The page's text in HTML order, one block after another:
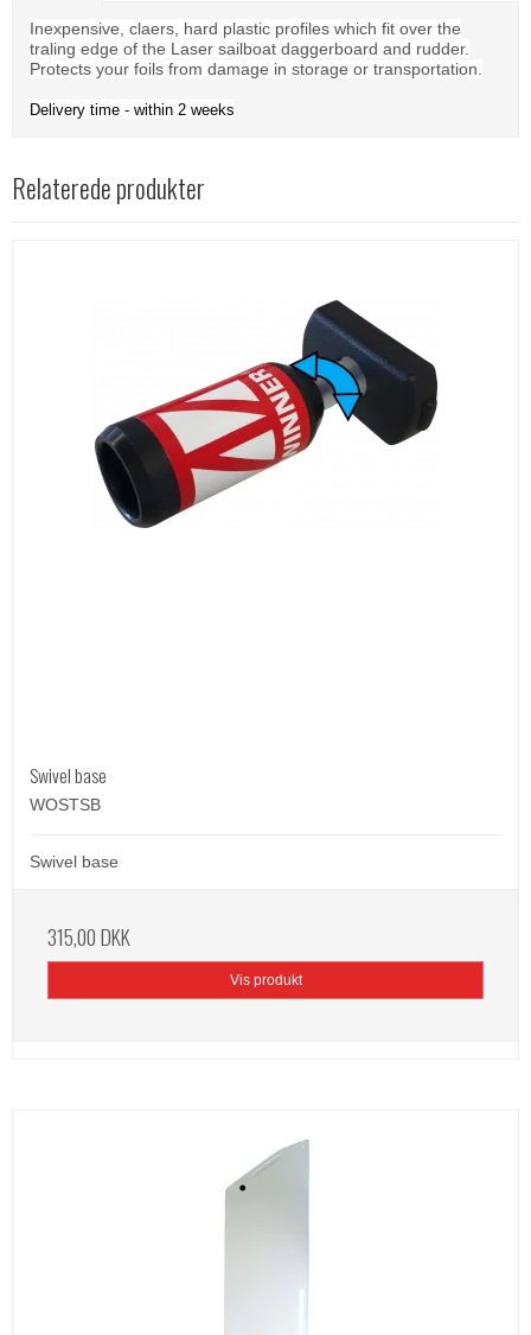
Inexpensive, claers, hard plastic profiles which fit over the
traling edge of the Laser sailboat daggerboard and rudder.
Protects your foils from damage in storage or transportation.
Delivery time - within 2 weeks
Relaterede produkter
Swivel base
WOSTSB
Swivel base
315,00 DKK
Vis produkt